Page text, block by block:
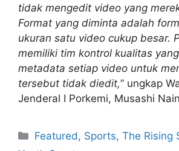
tidak mengedit video yang
Format yang diminta adalah
ukuran satu video cukup besar.
memiliki tim kontrol kualitas
metadata setiap video untuk
tersebut tidak diedit,” ungkap
Jenderal I Porkemi, Musashi
Featured, Sports,The Rising